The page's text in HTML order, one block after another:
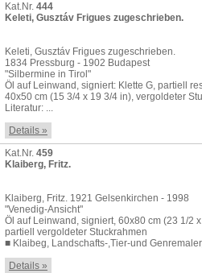
Kat.Nr. 444
Keleti, Gusztáv Frigues zugeschrieben.
Keleti, Gusztáv Frigues zugeschrieben.
1834 Pressburg - 1902 Budapest
"Silbermine in Tirol"
Öl auf Leinwand, signiert: Klette G, partiell
40x50 cm (15 3/4 x 19 3/4 in), vergoldeter
Literatur: ...
Details »
Kat.Nr. 459
Klaiberg, Fritz.
Klaiberg, Fritz. 1921 Gelsenkirchen - 1998
"Venedig-Ansicht"
Öl auf Leinwand, signiert, 60x80 cm (23 1/2
partiell vergoldeter Stuckrahmen
■ Klaibeg, Landschafts-,Tier-und
Details »